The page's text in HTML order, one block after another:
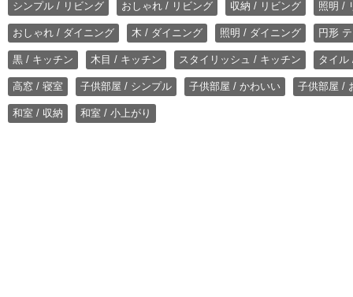
シンプル / リビング おしゃれ / リビング 収納 / リビング 照明 /
おしゃれ / ダイニング 木 / ダイニング 照明 / ダイニング 円形
黒 / キッチン 木目 / キッチン スタイリッシュ / キッチン タイル
高窓 / 寝室 子供部屋 / シンプル 子供部屋 / かわいい 子供部屋 /
和室 / 収納 和室 / 小上がり